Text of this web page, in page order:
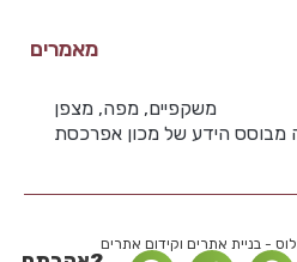
מאמרים
משקפיים, מפה, מצפן
- בניית אתרים וקידום אתרים